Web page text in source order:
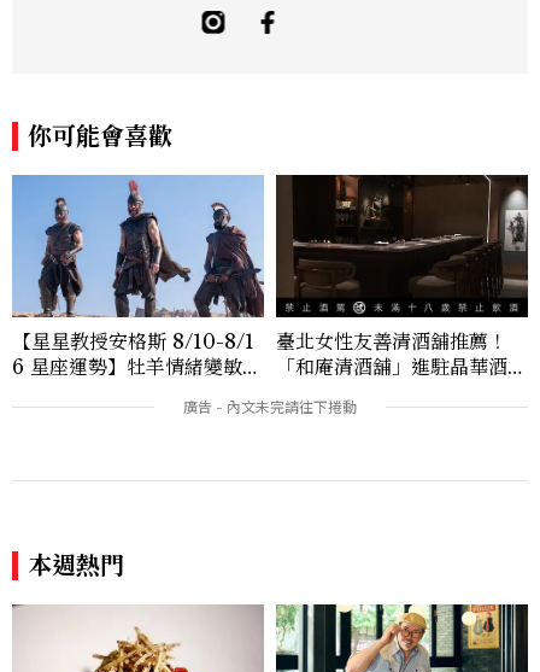
誌與數位平台，主要企劃與撰寫美食、美
酒、設計與旅遊文化，作品有風格空間、主
你可能會喜歡
【星星教授安格斯 8/10-8/1
6 星座運勢】牡羊情緒變敏
臺北女性友善清酒舖推薦！
「和庵清酒舖」進駐晶華酒
180元起輕鬆微醺
本週熱門